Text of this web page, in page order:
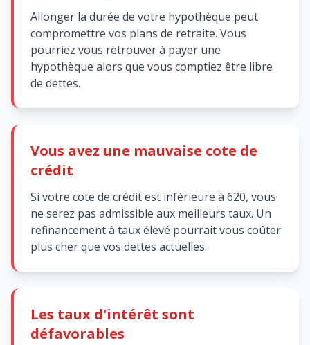
Allonger la durée de votre hypothèque peut
compromettre vos plans de retraite. Vous
pourriez vous retrouver à payer une
hypothèque alors que vous comptiez être libre
de dettes.
Vous avez une mauvaise cote de
crédit
Si votre cote de crédit est inférieure à 620, vous
ne serez pas admissible aux meilleurs taux. Un
refinancement à taux élevé pourrait vous coûter
plus cher que vos dettes actuelles.
Les taux d'intérêt sont
défavorables